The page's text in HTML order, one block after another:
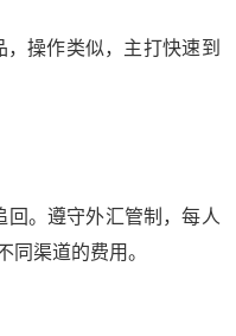
操作类似，主打快速到
。遵守外汇管制，每人
同渠道的费用。